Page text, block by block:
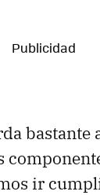
bastante
ir